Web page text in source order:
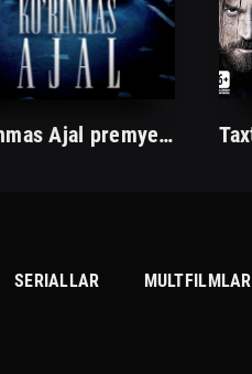
Ko'rinmas Ajal premyera
SERIALLAR MULTFILMLAR